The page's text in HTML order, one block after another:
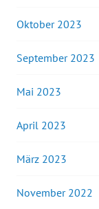
Oktober 2023
September 2023
Mai 2023
April 2023
März 2023
November 2022